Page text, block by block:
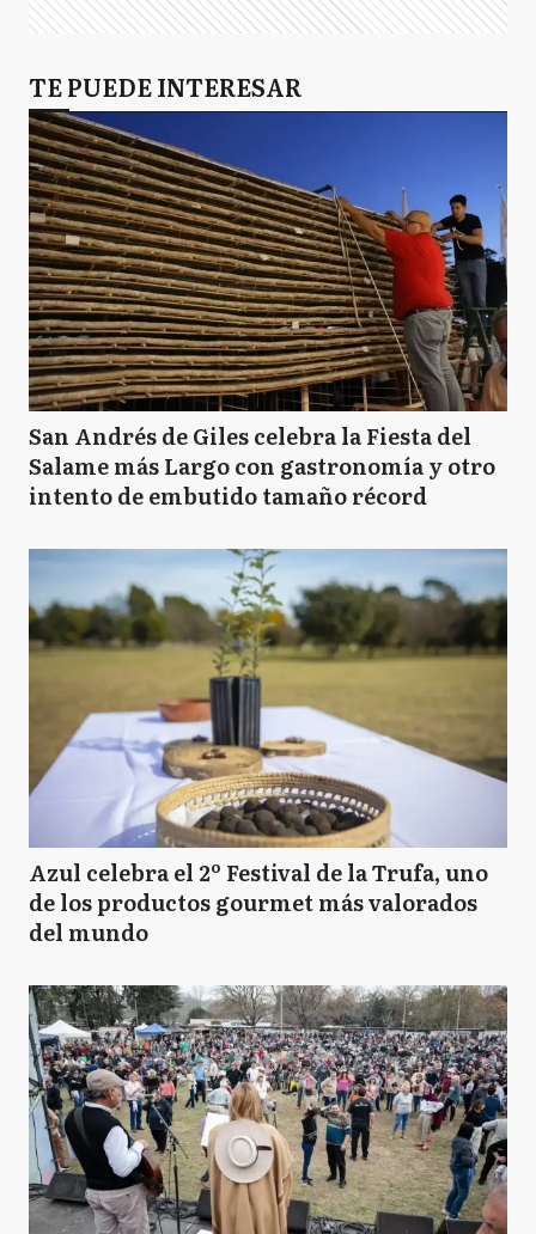
TE PUEDE INTERESAR
San Andrés de Giles celebra la Fiesta del
Salame más Largo con gastronomía y otro
intento de embutido tamaño récord
Azul celebra el 2º Festival de la Trufa, uno
de los productos gourmet más valorados
del mundo